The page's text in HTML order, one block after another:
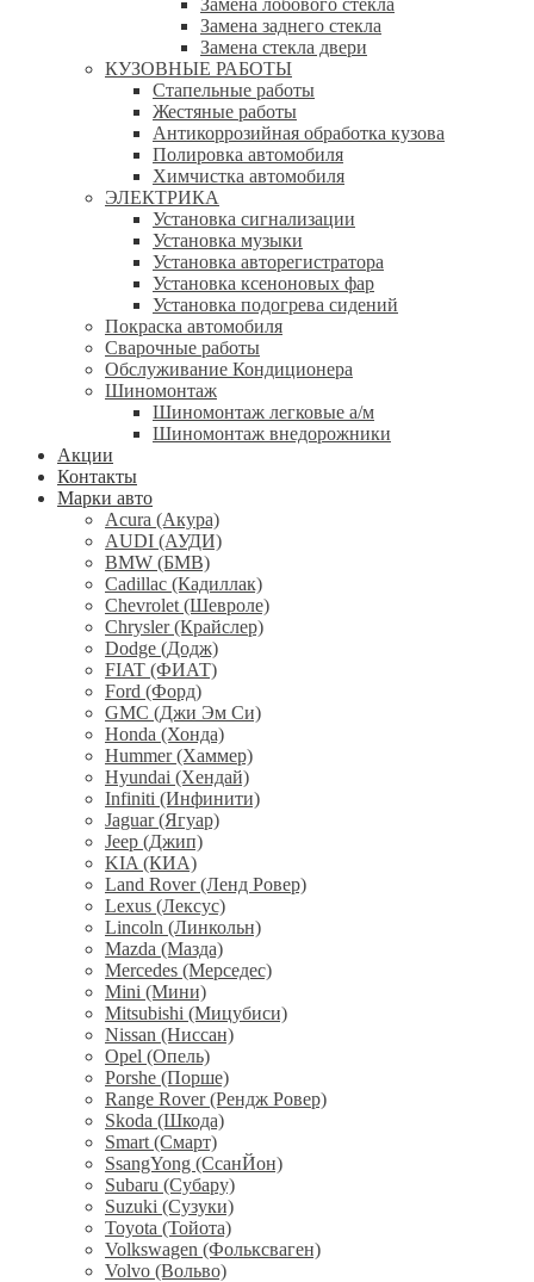
Замена лобового стекла
Замена заднего стекла
Замена стекла двери
КУЗОВНЫЕ РАБОТЫ
Стапельные работы
Жестяные работы
Антикоррозийная обработка кузова
Полировка автомобиля
Химчистка автомобиля
ЭЛЕКТРИКА
Установка сигнализации
Установка музыки
Установка авторегистратора
Установка ксеноновых фар
Установка подогрева сидений
Покраска автомобиля
Сварочные работы
Обслуживание Кондиционера
Шиномонтаж
Шиномонтаж легковые а/м
Шиномонтаж внедорожники
Акции
Контакты
Марки авто
Acura (Акура)
AUDI (АУДИ)
BMW (БМВ)
Cadillac (Кадиллак)
Chevrolet (Шевроле)
Chrysler (Крайслер)
Dodge (Додж)
FIAT (ФИАТ)
Ford (Форд)
GMC (Джи Эм Си)
Honda (Хонда)
Hummer (Хаммер)
Hyundai (Хендай)
Infiniti (Инфинити)
Jaguar (Ягуар)
Jeep (Джип)
KIA (КИА)
Land Rover (Ленд Ровер)
Lexus (Лексус)
Lincoln (Линкольн)
Mazda (Мазда)
Mercedes (Мерседес)
Mini (Мини)
Mitsubishi (Мицубиси)
Nissan (Ниссан)
Opel (Опель)
Porshe (Порше)
Range Rover (Рендж Ровер)
Skoda (Шкода)
Smart (Смарт)
SsangYong (СсанЙон)
Subaru (Субару)
Suzuki (Сузуки)
Toyota (Тойота)
Volkswagen (Фольксваген)
Volvo (Вольво)